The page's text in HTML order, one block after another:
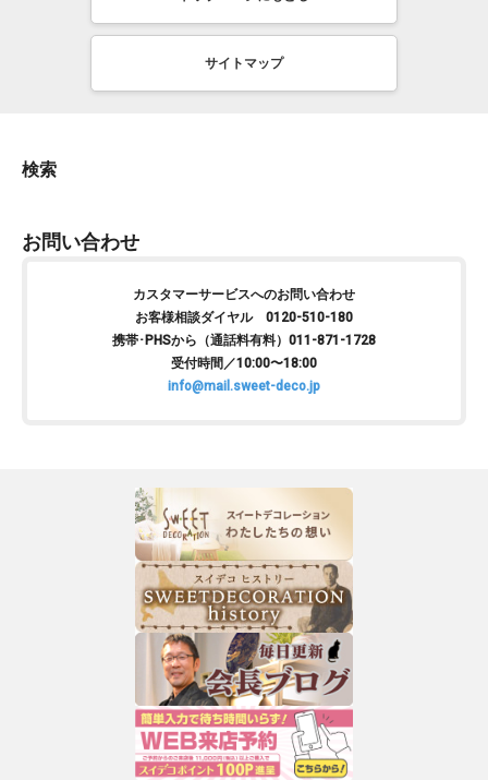
サイトマップ
検索
お問い合わせ
カスタマーサービスへのお問い合わせ
お客様相談ダイヤル 0120-510-180
携帯･PHSから（通話料有料）011-871-1728
受付時間／10:00〜18:00
info@mail.sweet-deco.jp